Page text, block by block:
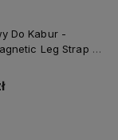
Do Kabur -
Leg Strap -